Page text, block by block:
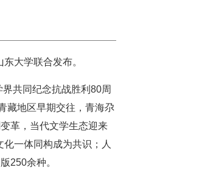
大学联合发布。
共同纪念抗战胜利80周
藏地区早期交往，青海尕
革，当代文学生态迎来
一体同构成为共识；人
250余种。